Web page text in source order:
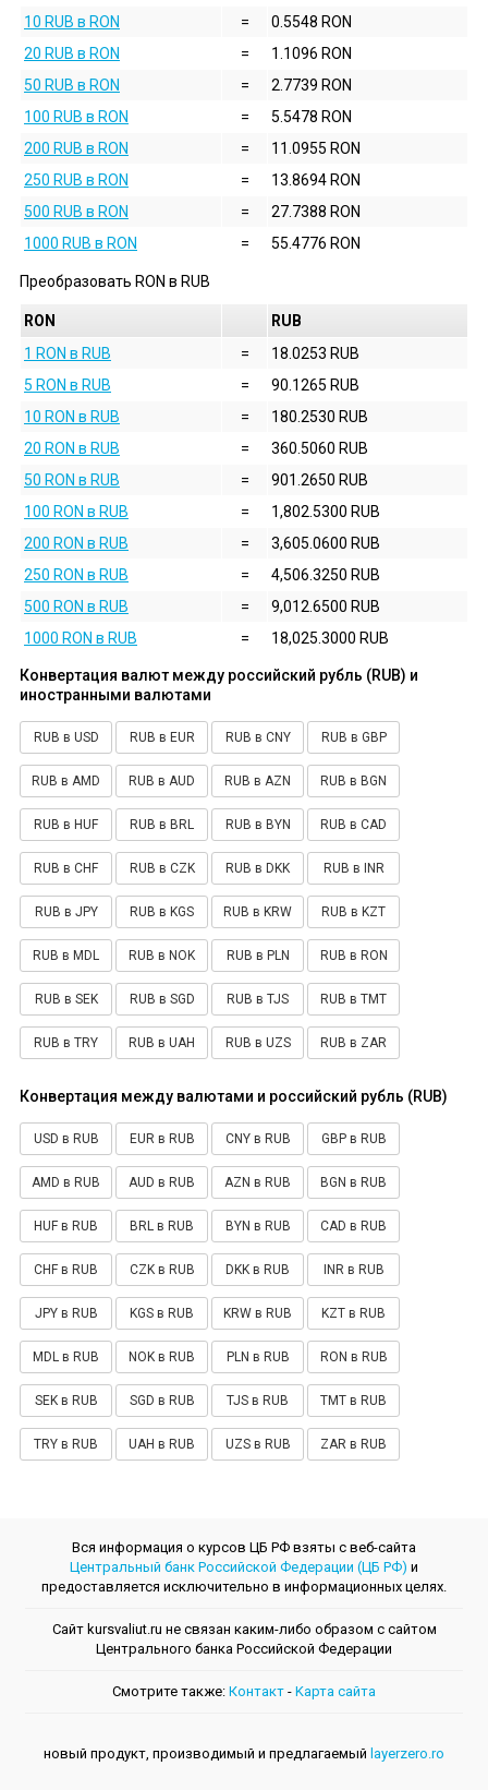
10 RUB в RON
=
0.5548 RON
20 RUB в RON
=
1.1096 RON
50 RUB в RON
=
2.7739 RON
100 RUB в RON
=
5.5478 RON
200 RUB в RON
=
11.0955 RON
250 RUB в RON
=
13.8694 RON
500 RUB в RON
=
27.7388 RON
1000 RUB в RON
= 55.4776 RON
Преобразовать RON в RUB
RON
RUB
1 RON в RUB
=
18.0253 RUB
5 RON в RUB
=
90.1265 RUB
10 RON в RUB
=
180.2530 RUB
20 RON в RUB
=
360.5060 RUB
50 RON в RUB
=
901.2650 RUB
100 RON в RUB
=
1,802.5300 RUB
200 RON в RUB
=
3,605.0600 RUB
250 RON в RUB
=
4,506.3250 RUB
500 RON в RUB
=
9,012.6500 RUB
1000 RON в RUB
= 18,025.3000 RUB
Конвертация валют между российский рубль (RUB) и
иностранными валютами
RUB в USD RUB в EUR RUB в CNY RUB в GBP
RUB в AMD RUB в AUD RUB в AZN RUB в BGN
RUB в HUF RUB в BRL RUB в BYN RUB в CAD
RUB в CHF RUB в CZK RUB в DKK RUB в INR
RUB в JPY RUB в KGS RUB в KRW RUB в KZT
RUB в MDL RUB в NOK RUB в PLN RUB в RON
RUB в SEK RUB в SGD RUB в TJS RUB в TMT
RUB в TRY RUB в UAH RUB в UZS RUB в ZAR
Конвертация между валютами и российский рубль (RUB)
USD в RUB EUR в RUB CNY в RUB GBP в RUB
AMD в RUB AUD в RUB AZN в RUB BGN в RUB
HUF в RUB BRL в RUB BYN в RUB CAD в RUB
CHF в RUB CZK в RUB DKK в RUB INR в RUB
JPY в RUB KGS в RUB KRW в RUB KZT в RUB
MDL в RUB NOK в RUB PLN в RUB RON в RUB
SEK в RUB SGD в RUB TJS в RUB TMT в RUB
TRY в RUB UAH в RUB UZS в RUB ZAR в RUB
Вся информация о курсов ЦБ РФ взяты с веб-сайта
Центральный банк Российской Федерации (ЦБ РФ) и
предоставляется исключительно в информационных целях.
Сайт kursvaliut.ru не связан каким-либо образом с сайтом
Центрального банкa Российской Федерации
Смотрите также: Контакт - Kарта сайта
новый продукт, производимый и предлагаемый layerzero.ro